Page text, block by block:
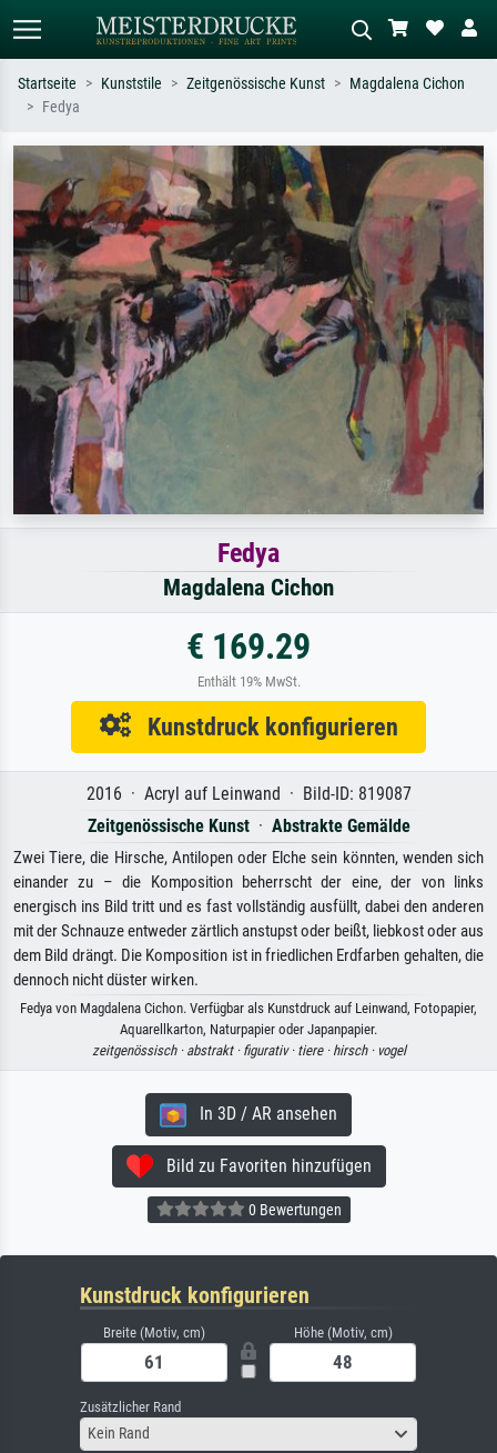
Suchen Sie nach Künstlern, Werktiteln
oder Stilen – z.B. Monet,
Sternennacht, Impressionismus, Welle
Hokusai, Akt.
Beschreiben Sie die Szene – z.B. Grüne
Wiese, Abstrakt mit viel Rot, Dunkles
Ölgemälde, Stehender Akt neben einem
Baum.
Startseite Kunststile Zeitgenössische Kunst
Magdalena Cichon
Fedya
Fedya
Magdalena Cichon
€ 169.29
Enthält 19% MwSt.
Kunstdruck konfigurieren
2016 · Acryl auf Leinwand · Bild-ID: 819087
Zeitgenössische Kunst· Abstrakte Gemälde
Zwei Tiere, die Hirsche, Antilopen oder Elche sein könnten, wenden sich
einander zu – die Komposition beherrscht der eine, der von links
energisch ins Bild tritt und es fast vollständig ausfüllt, dabei den anderen
mit der Schnauze entweder zärtlich anstupst oder beißt, liebkost oder aus
dem Bild drängt. Die Komposition ist in friedlichen Erdfarben gehalten, die
dennoch nicht düster wirken.
Fedya von Magdalena Cichon. Verfügbar als Kunstdruck auf Leinwand, Fotopapier,
Aquarellkarton, Naturpapier oder Japanpapier.
zeitgenössisch · abstrakt · figurativ · tiere · hirsch · vogel
In 3D / AR ansehen
Bild zu Favoriten hinzufügen
0 Bewertungen
Kunstdruck konfigurieren
Breite (Motiv, cm) Höhe (Motiv, cm)
Zusätzlicher Rand
Kein Rand